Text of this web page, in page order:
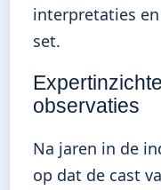
interpretaties
set.
observaties
Na jaren in de
op dat de cast